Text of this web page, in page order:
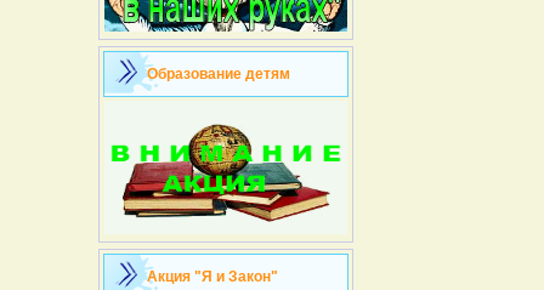
Образование детям
Акция "Я и Закон"